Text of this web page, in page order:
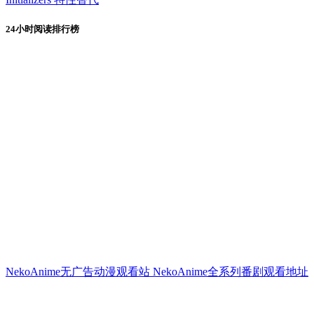
24小时阅读排行榜
NekoAnime无广告动漫观看站 NekoAnime全系列番剧观看地址